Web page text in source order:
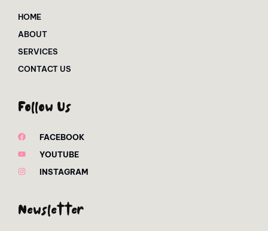
HOME
ABOUT
SERVICES
CONTACT US
Follow Us
FACEBOOK
YOUTUBE
INSTAGRAM
Newsletter